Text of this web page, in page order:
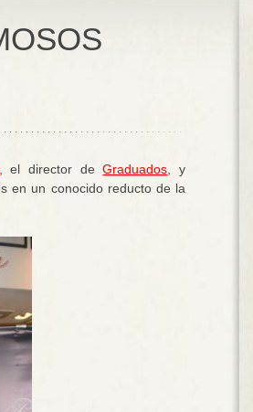
el director deGraduados , y
en un conocido reducto de la